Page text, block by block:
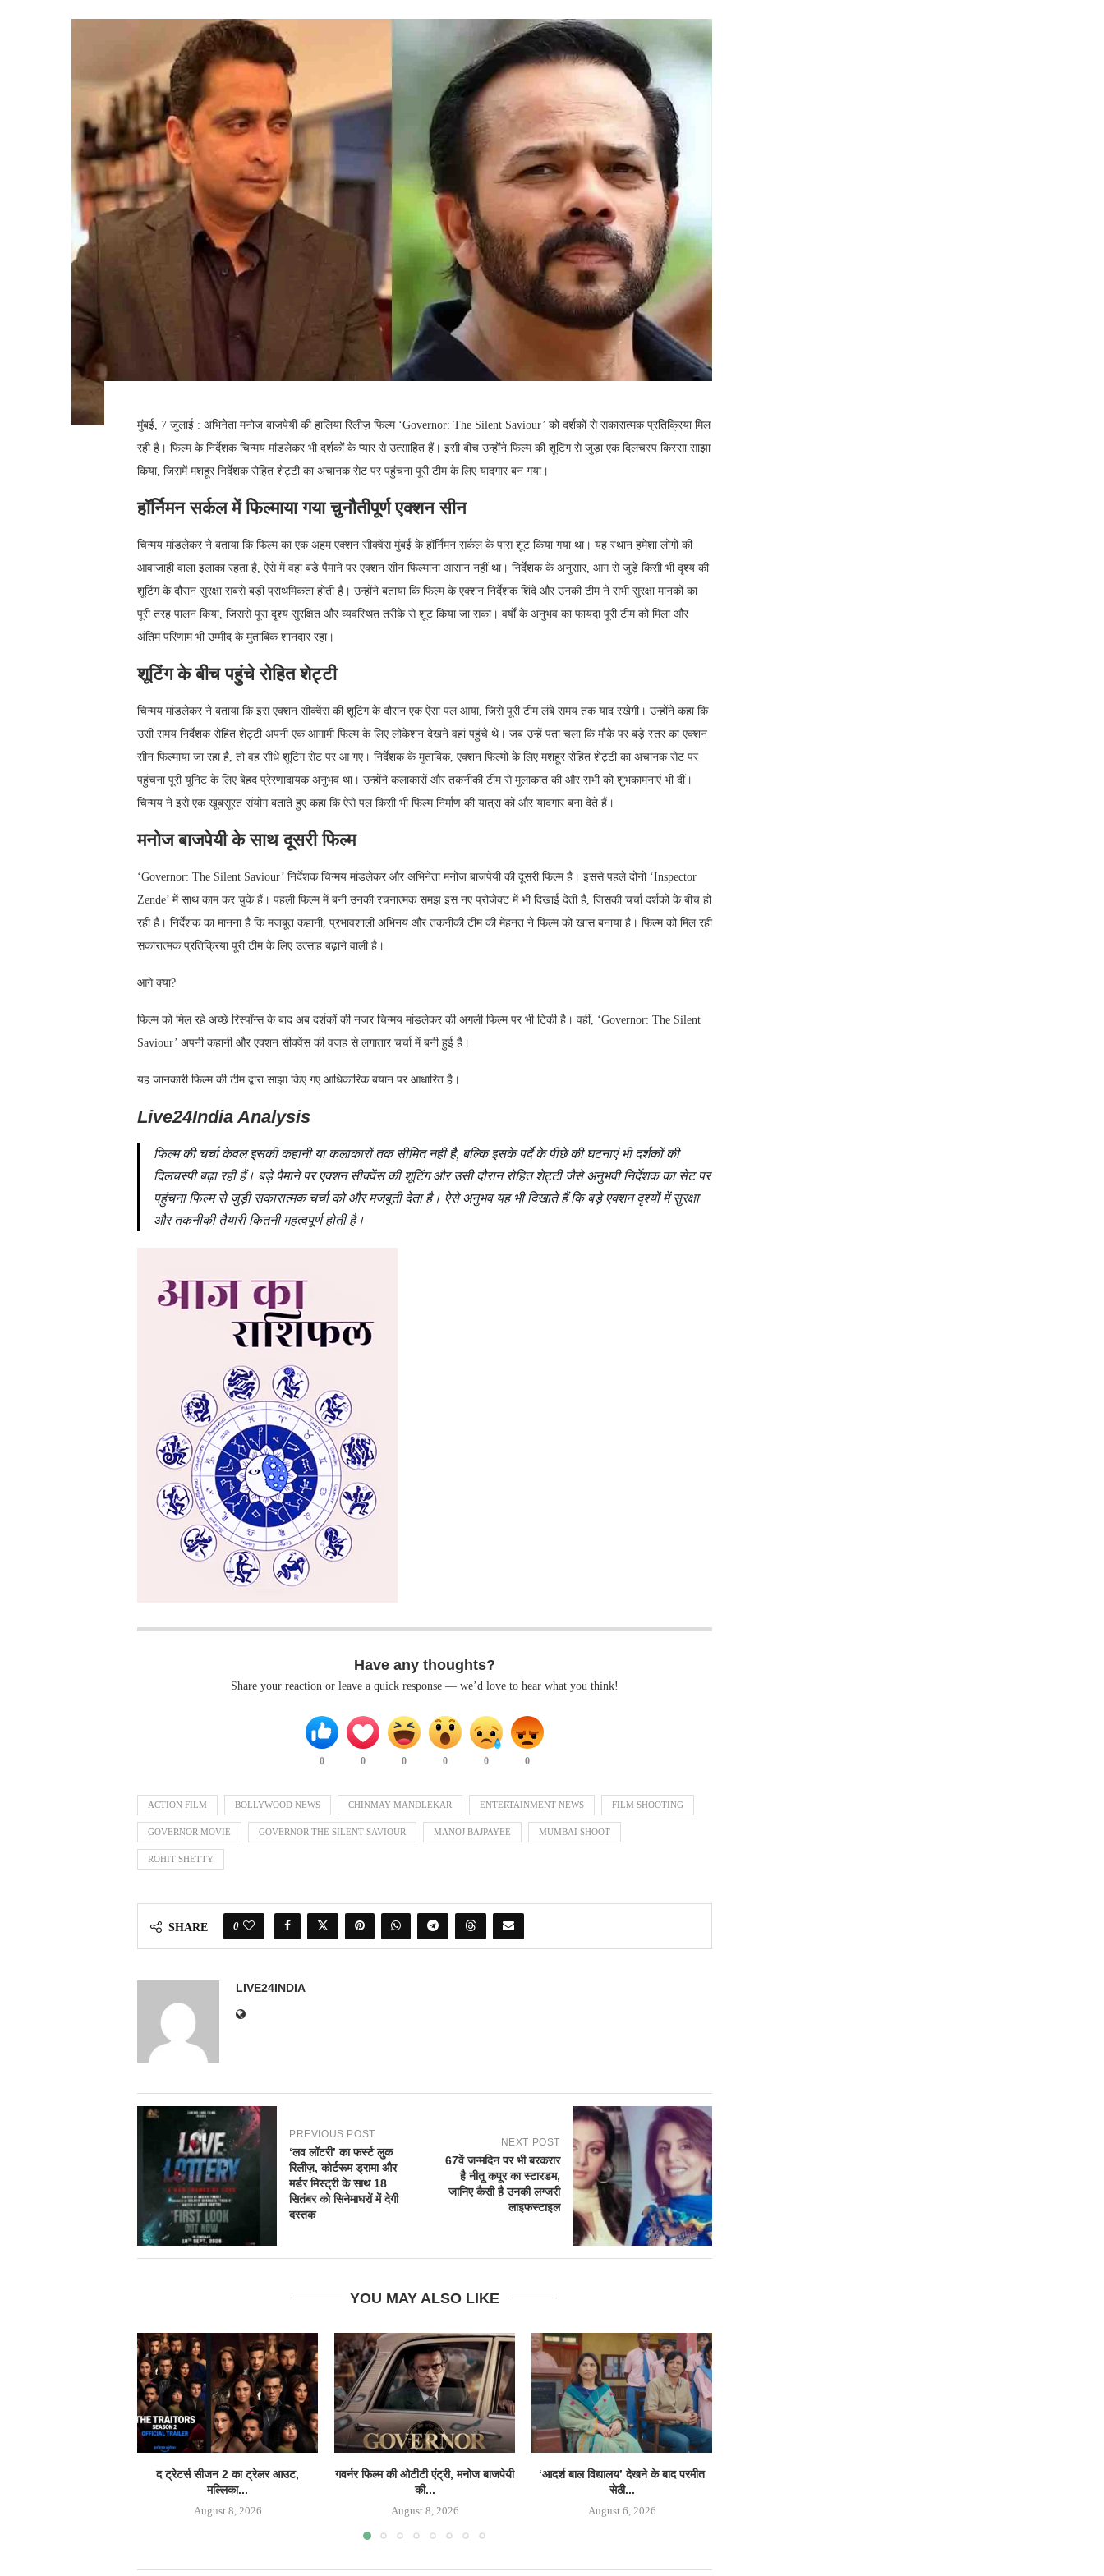
मुंबई, 7 जुलाई : अभिनेता मनोज बाजपेयी की हालिया रिलीज़ फिल्म ‘Governor: The Silent Saviour’ को दर्शकों से सकारात्मक प्रतिक्रिया मिल
रही है। फिल्म के निर्देशक चिन्मय मांडलेकर भी दर्शकों के प्यार से उत्साहित हैं। इसी बीच उन्होंने फिल्म की शूटिंग से जुड़ा एक दिलचस्प किस्सा साझा
किया, जिसमें मशहूर निर्देशक रोहित शेट्टी का अचानक सेट पर पहुंचना पूरी टीम के लिए यादगार बन गया।
हॉर्निमन सर्कल में फिल्माया गया चुनौतीपूर्ण एक्शन सीन
चिन्मय मांडलेकर ने बताया कि फिल्म का एक अहम एक्शन सीक्वेंस मुंबई के हॉर्निमन सर्कल के पास शूट किया गया था। यह स्थान हमेशा लोगों की
आवाजाही वाला इलाका रहता है, ऐसे में वहां बड़े पैमाने पर एक्शन सीन फिल्माना आसान नहीं था। निर्देशक के अनुसार, आग से जुड़े किसी भी दृश्य की
शूटिंग के दौरान सुरक्षा सबसे बड़ी प्राथमिकता होती है। उन्होंने बताया कि फिल्म के एक्शन निर्देशक शिंदे और उनकी टीम ने सभी सुरक्षा मानकों का
पूरी तरह पालन किया, जिससे पूरा दृश्य सुरक्षित और व्यवस्थित तरीके से शूट किया जा सका। वर्षों के अनुभव का फायदा पूरी टीम को मिला और
अंतिम परिणाम भी उम्मीद के मुताबिक शानदार रहा।
शूटिंग के बीच पहुंचे रोहित शेट्टी
चिन्मय मांडलेकर ने बताया कि इस एक्शन सीक्वेंस की शूटिंग के दौरान एक ऐसा पल आया, जिसे पूरी टीम लंबे समय तक याद रखेगी। उन्होंने कहा कि
उसी समय निर्देशक रोहित शेट्टी अपनी एक आगामी फिल्म के लिए लोकेशन देखने वहां पहुंचे थे। जब उन्हें पता चला कि मौके पर बड़े स्तर का एक्शन
सीन फिल्माया जा रहा है, तो वह सीधे शूटिंग सेट पर आ गए। निर्देशक के मुताबिक, एक्शन फिल्मों के लिए मशहूर रोहित शेट्टी का अचानक सेट पर
पहुंचना पूरी यूनिट के लिए बेहद प्रेरणादायक अनुभव था। उन्होंने कलाकारों और तकनीकी टीम से मुलाकात की और सभी को शुभकामनाएं भी दीं।
चिन्मय ने इसे एक खूबसूरत संयोग बताते हुए कहा कि ऐसे पल किसी भी फिल्म निर्माण की यात्रा को और यादगार बना देते हैं।
मनोज बाजपेयी के साथ दूसरी फिल्म
‘Governor: The Silent Saviour’ निर्देशक चिन्मय मांडलेकर और अभिनेता मनोज बाजपेयी की दूसरी फिल्म है। इससे पहले दोनों ‘Inspector
Zende’ में साथ काम कर चुके हैं। पहली फिल्म में बनी उनकी रचनात्मक समझ इस नए प्रोजेक्ट में भी दिखाई देती है, जिसकी चर्चा दर्शकों के बीच हो
रही है। निर्देशक का मानना है कि मजबूत कहानी, प्रभावशाली अभिनय और तकनीकी टीम की मेहनत ने फिल्म को खास बनाया है। फिल्म को मिल रही
सकारात्मक प्रतिक्रिया पूरी टीम के लिए उत्साह बढ़ाने वाली है।
आगे क्या?
फिल्म को मिल रहे अच्छे रिस्पॉन्स के बाद अब दर्शकों की नजर चिन्मय मांडलेकर की अगली फिल्म पर भी टिकी है। वहीं, ‘Governor: The Silent
Saviour’ अपनी कहानी और एक्शन सीक्वेंस की वजह से लगातार चर्चा में बनी हुई है।
यह जानकारी फिल्म की टीम द्वारा साझा किए गए आधिकारिक बयान पर आधारित है।
Live24India Analysis
फिल्म की चर्चा केवल इसकी कहानी या कलाकारों तक सीमित नहीं है, बल्कि इसके पर्दे के पीछे की घटनाएं भी दर्शकों की
दिलचस्पी बढ़ा रही हैं। बड़े पैमाने पर एक्शन सीक्वेंस की शूटिंग और उसी दौरान रोहित शेट्टी जैसे अनुभवी निर्देशक का सेट पर
पहुंचना फिल्म से जुड़ी सकारात्मक चर्चा को और मजबूती देता है। ऐसे अनुभव यह भी दिखाते हैं कि बड़े एक्शन दृश्यों में सुरक्षा
और तकनीकी तैयारी कितनी महत्वपूर्ण होती है।
Have any thoughts?
Share your reaction or leave a quick response — we’d love to hear what you think!
0 0 0 0 0 0
ACTION FILM BOLLYWOOD NEWS CHINMAY MANDLEKAR ENTERTAINMENT NEWS FILM SHOOTING
GOVERNOR MOVIE GOVERNOR THE SILENT SAVIOUR MANOJ BAJPAYEE MUMBAI SHOOT
ROHIT SHETTY
SHARE 0
LIVE24INDIA
PREVIOUS POST
‘लव लॉटरी’ का फर्स्ट लुक
रिलीज़, कोर्टरूम ड्रामा और
मर्डर मिस्ट्री के साथ 18
सितंबर को सिनेमाघरों में देगी
दस्तक
NEXT POST
67वें जन्मदिन पर भी बरकरार
है नीतू कपूर का स्टारडम,
जानिए कैसी है उनकी लग्जरी
लाइफस्टाइल
YOU MAY ALSO LIKE
द ट्रेटर्स सीजन 2 का ट्रेलर आउट,
मल्लिका...
August 8, 2026
गवर्नर फिल्म की ओटीटी एंट्री, मनोज बाजपेयी
की...
August 8, 2026
‘आदर्श बाल विद्यालय’ देखने के बाद परमीत
सेठी...
August 6, 2026